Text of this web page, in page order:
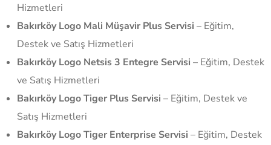
Hizmetleri
Bakırköy Logo Mali Müşavir Plus Servisi – Eğitim,
Destek ve Satış Hizmetleri
Bakırköy Logo Netsis 3 Entegre Servisi – Eğitim, Destek
ve Satış Hizmetleri
Bakırköy Logo Tiger Plus Servisi – Eğitim, Destek ve
Satış Hizmetleri
Bakırköy Logo Tiger Enterprise Servisi – Eğitim, Destek